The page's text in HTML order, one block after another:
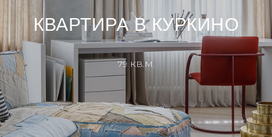
КВАРТИРА В КУРКИНО
79 КВ.М.